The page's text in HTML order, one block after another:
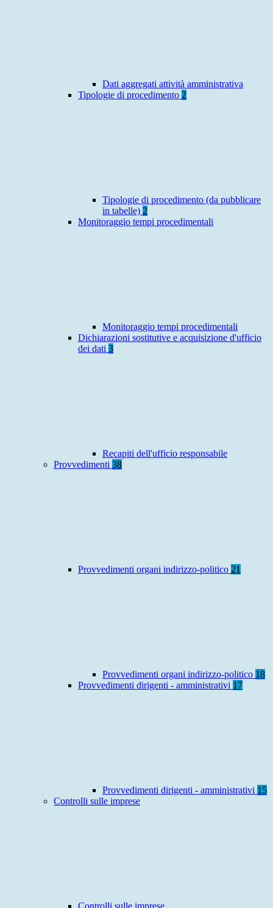
Dati aggregati attività amministrativa
Tipologie di procedimento 2
Tipologie di procedimento (da pubblicare
in tabelle) 2
Monitoraggio tempi procedimentali
Monitoraggio tempi procedimentali
Dichiarazioni sostitutive e acquisizione d'ufficio
dei dati 3
Recapiti dell'ufficio responsabile
Provvedimenti 38
Provvedimenti organi indirizzo-politico 21
Provvedimenti organi indirizzo-politico 18
Provvedimenti dirigenti - amministrativi 17
Provvedimenti dirigenti - amministrativi 15
Controlli sulle imprese